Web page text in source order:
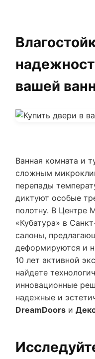
вашей
Ванная комната и
сложным
перепады
диктуют особые
полотну. В Центре
«Кубатура» в
салоны,
деформируются и
10 лет активной
найдете
инновационные
надежные и
DreamDoors и